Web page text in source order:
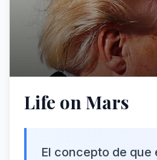
Life on Mars
El concepto de que